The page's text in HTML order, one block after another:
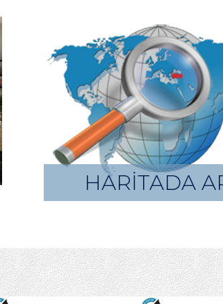
HARİTADA